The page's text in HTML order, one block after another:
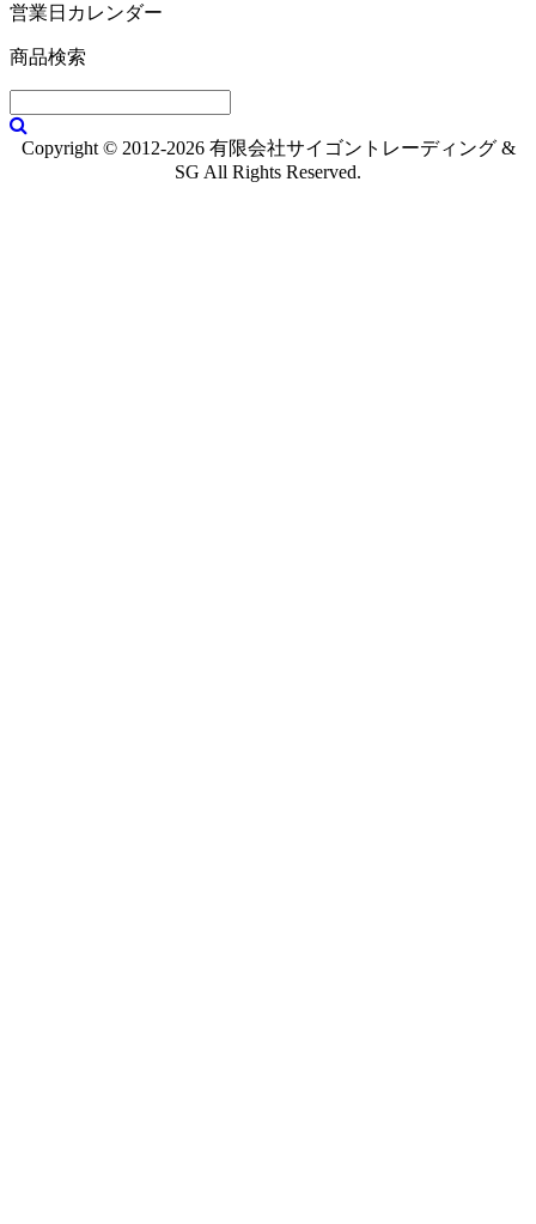
営業日カレンダー
商品検索
Copyright © 2012-2026 有限会社サイゴントレーディング &
SG All Rights Reserved.